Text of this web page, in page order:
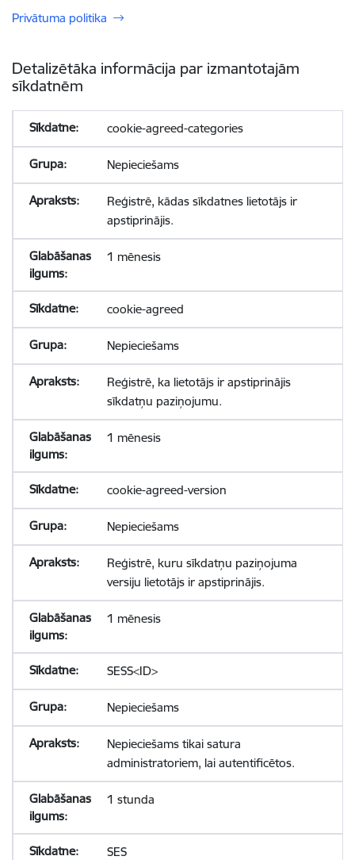
Privātuma politika
Detalizētāka informācija par izmantotajām
sīkdatnēm
cookie-agreed-categories
Nepieciešams
Reģistrē, kādas sīkdatnes lietotājs ir
apstiprinājis.
1 mēnesis
cookie-agreed
Nepieciešams
Reģistrē, ka lietotājs ir apstiprinājis
sīkdatņu paziņojumu.
1 mēnesis
cookie-agreed-version
Nepieciešams
Reģistrē, kuru sīkdatņu paziņojuma
versiju lietotājs ir apstiprinājis.
1 mēnesis
SESS<ID>
Nepieciešams
Nepieciešams tikai satura
administratoriem, lai autentificētos.
1 stunda
SES